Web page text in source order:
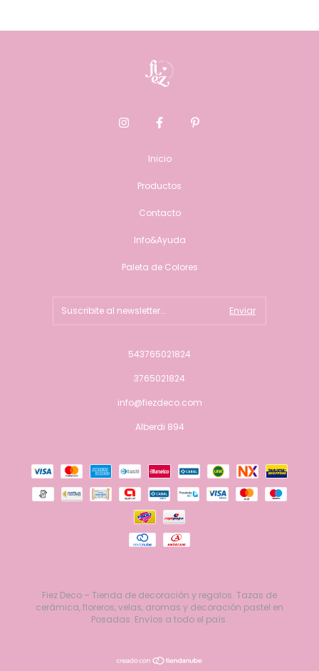
Inicio
Productos
Contacto
Info&Ayuda
Paleta de Colores
543765021824
3765021824
info@fiezdeco.com
Alberdi 894
Fiez Deco – Tienda de decoración y regalos. Tazas de
cerámica, floreros, velas, aromas y decoración pastel en
Posadas. Envíos a todo el país.